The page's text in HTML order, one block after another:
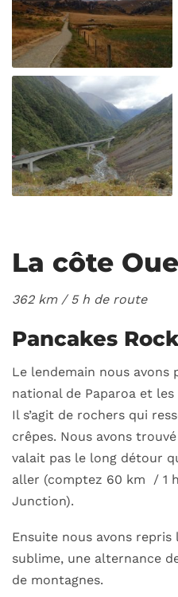
La côte
362 km / 5 h de route
Pancakes
Le lendemain nous avons
national de Paparoa et les
Il s’agit de rochers qui
crêpes. Nous avons
valait pas le long détour
aller (comptez 60 km / 1
Junction).
Ensuite nous avons repris
sublime, une alternance
de montagnes.